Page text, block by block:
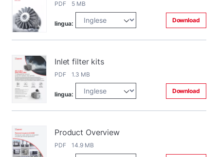
PDF 5 MB
lingua: Download
Inlet filter kits
PDF 1.3 MB
lingua: Download
Product Overview
PDF 14.9 MB